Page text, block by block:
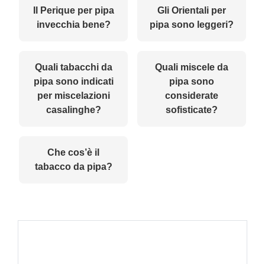
Il Perique per pipa
invecchia bene?
Gli Orientali per
pipa sono leggeri?
Quali tabacchi da
pipa sono indicati
per miscelazioni
casalinghe?
Quali miscele da
pipa sono
considerate
sofisticate?
Che cos’è il
tabacco da pipa?